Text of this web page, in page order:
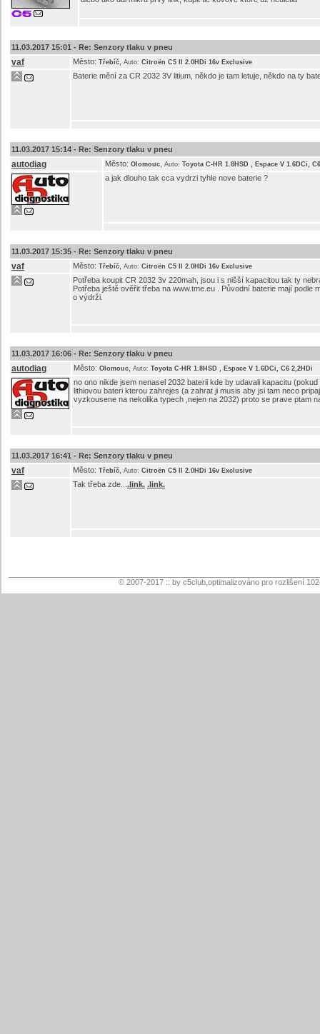
11.03.2017 15:01 - Re: Senzory tlaku v pneu
vaf Město: Třebíč Auto: Citroën C5 II 2.0HDi 16v Exclusive
Baterie mění za CR 2032 3V litium, někdo je tam letuje, někdo na ty
11.03.2017 15:14 - Re: Senzory tlaku v pneu
autodiag Město: Olomouc Auto: Toyota C-HR 1.8HSD , Espace V 1.6DCi,
a jak dlouho tak cca vydrzi tyhle nove baterie ?
11.03.2017 15:35 - Re: Senzory tlaku v pneu
vaf Město: Třebíč Auto: Citroën C5 II 2.0HDi 16v Exclusive
Potřeba koupit CR 2032 3v 220mah, jsou i s nišší kapacitou tak ty
Potřeba ještě ověřit třeba na www.tme.eu . Původní baterie mají
o výdrži.
11.03.2017 16:06 - Re: Senzory tlaku v pneu
autodiag Město: Olomouc Auto: Toyota C-HR 1.8HSD , Espace V 1.6DCi, C6 2,2HDi
no ono nikde jsem nenasel 2032 baterii kde by udavali kapacitu
lithiovou bateri kterou zahrejes (a zahrat ji musis aby jsi tam neco
vyzkousene na nekolika typech ,nejen na 2032) proto se prave ptam
11.03.2017 16:41 - Re: Senzory tlaku v pneu
vaf Město: Třebíč Auto: Citroën C5 II 2.0HDi 16v Exclusive
Tak třeba zde... .link. .link.
© 2007-2017 :: by c5club,optimalizováno pro rozlišení